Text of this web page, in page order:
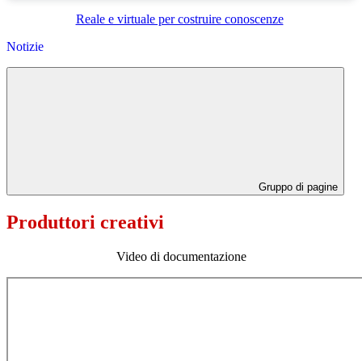
Reale e virtuale per costruire conoscenze
Notizie
Gruppo di pagine
Produttori creativi
Video di documentazione